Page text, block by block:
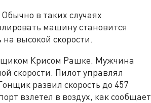
в таких случаях
машину становится
высокой скорости.
Крисом Рашке. Мужчина
скорости. Пилот управлял
развил скорость до 457
взлетел в воздух, как сообщает